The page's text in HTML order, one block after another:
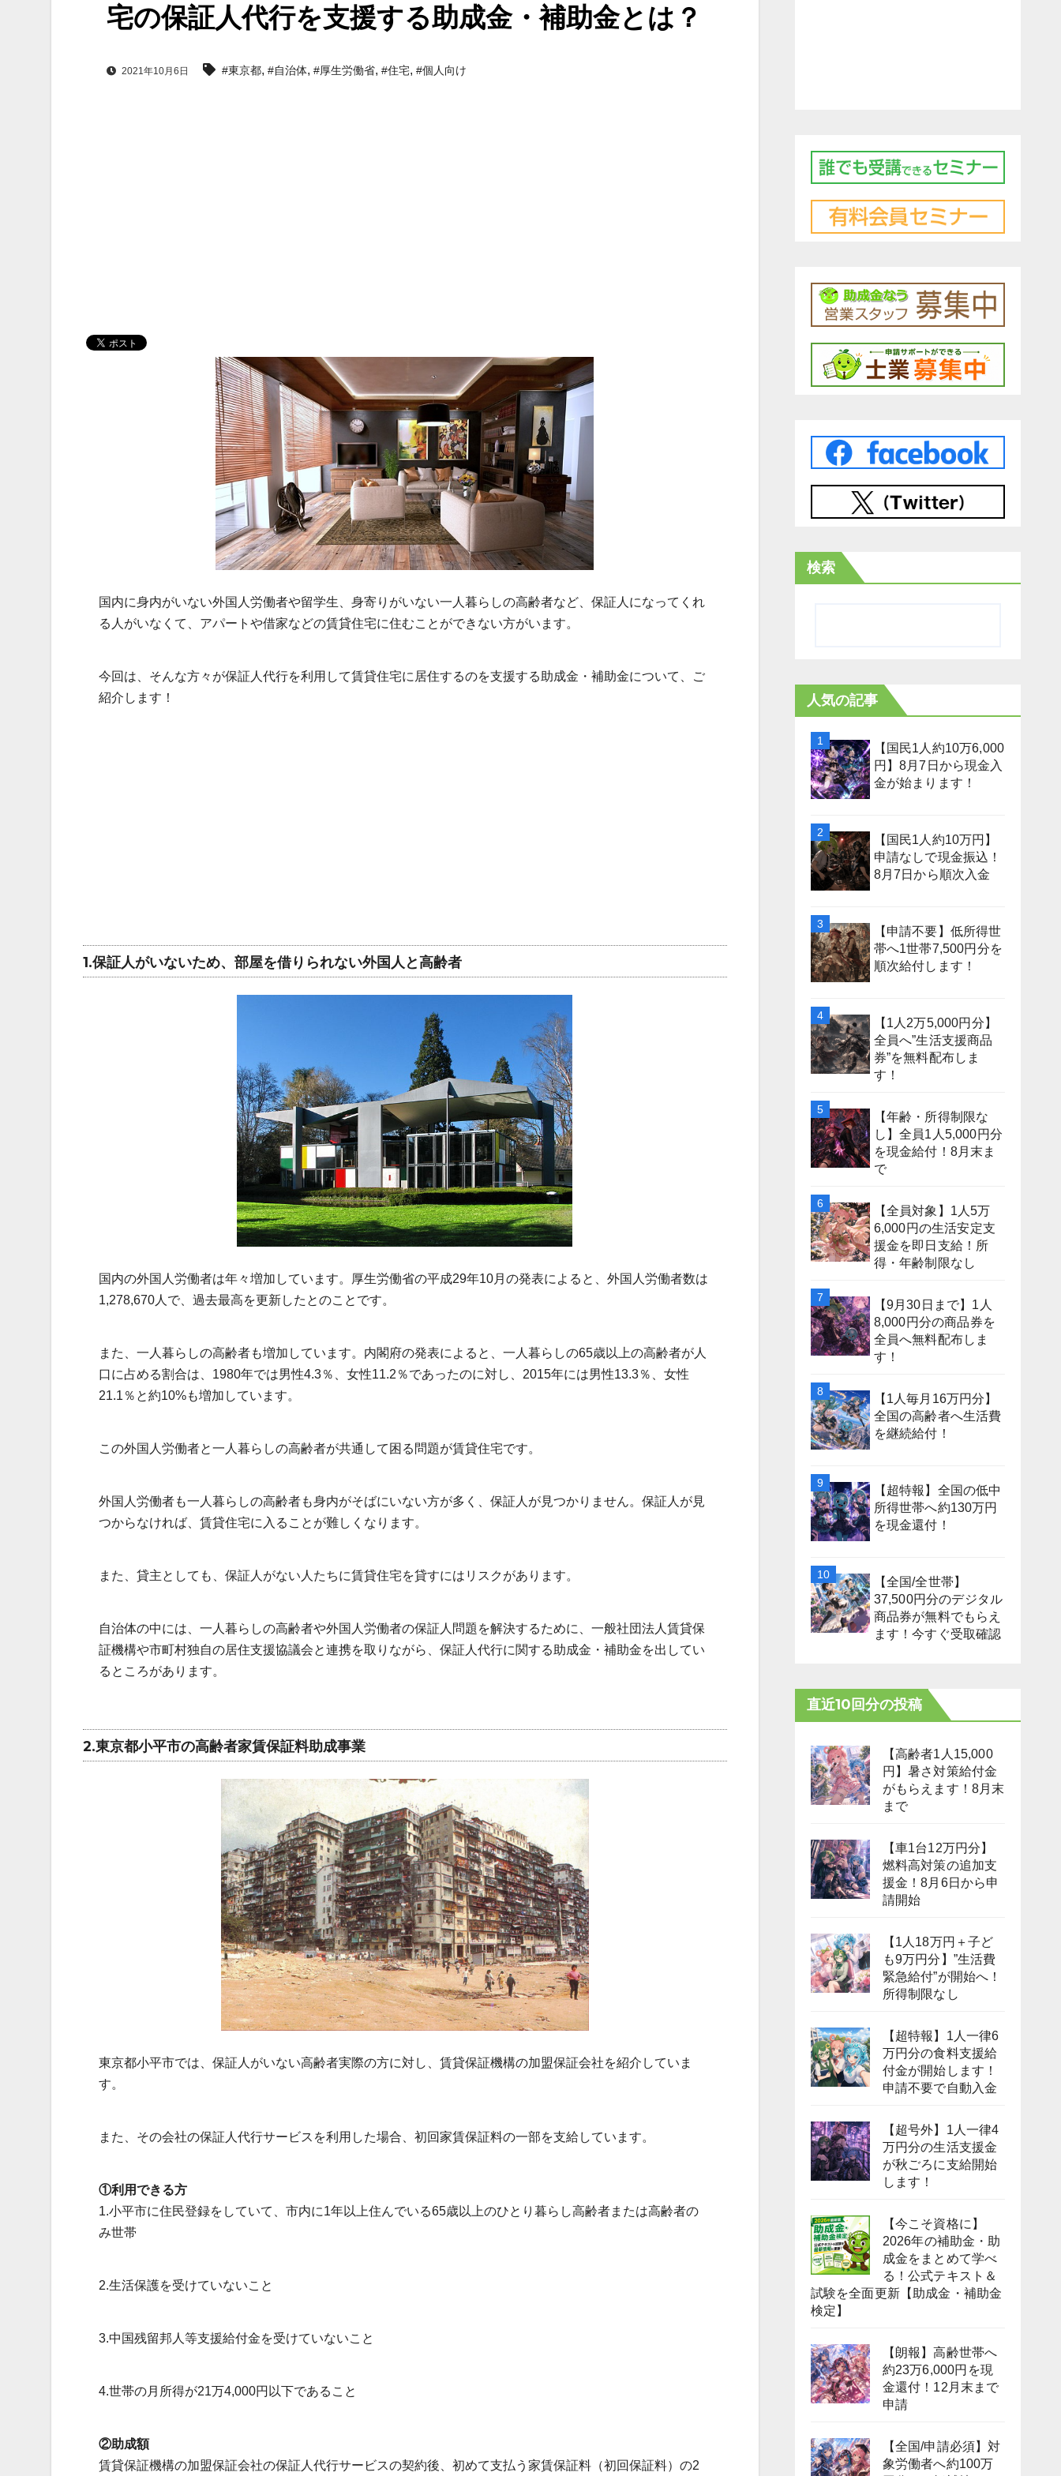
宅の保証人代行を支援する助成金・補助金とは？
2021年10月6日 #東京都, #自治体, #厚生労働省, #住宅, #個人向け
国内に身内がいない外国人労働者や留学生、身寄りがいない一人暮らしの高齢者など、保証人になってくれ
る人がいなくて、アパートや借家などの賃貸住宅に住むことができない方がいます。
今回は、そんな方々が保証人代行を利用して賃貸住宅に居住するのを支援する助成金・補助金について、ご
紹介します！
1.保証人がいないため、部屋を借りられない外国人と高齢者
国内の外国人労働者は年々増加しています。厚生労働省の平成29年10月の発表によると、外国人労働者数は
1,278,670人で、過去最高を更新したとのことです。
また、一人暮らしの高齢者も増加しています。内閣府の発表によると、一人暮らしの65歳以上の高齢者が人
口に占める割合は、1980年では男性4.3％、女性11.2％であったのに対し、2015年には男性13.3％、女性
21.1％と約10%も増加しています。
この外国人労働者と一人暮らしの高齢者が共通して困る問題が賃貸住宅です。
外国人労働者も一人暮らしの高齢者も身内がそばにいない方が多く、保証人が見つかりません。保証人が見
つからなければ、賃貸住宅に入ることが難しくなります。
また、貸主としても、保証人がない人たちに賃貸住宅を貸すにはリスクがあります。
自治体の中には、一人暮らしの高齢者や外国人労働者の保証人問題を解決するために、一般社団法人賃貸保
証機構や市町村独自の居住支援協議会と連携を取りながら、保証人代行に関する助成金・補助金を出してい
るところがあります。
2.東京都小平市の高齢者家賃保証料助成事業
東京都小平市では、保証人がいない高齢者実際の方に対し、賃貸保証機構の加盟保証会社を紹介していま
す。
また、その会社の保証人代行サービスを利用した場合、初回家賃保証料の一部を支給しています。
①利用できる方
1.小平市に住民登録をしていて、市内に1年以上住んでいる65歳以上のひとり暮らし高齢者または高齢者の
み世帯
2.生活保護を受けていないこと
3.中国残留邦人等支援給付金を受けていないこと
4.世帯の月所得が21万4,000円以下であること
②助成額
賃貸保証機構の加盟保証会社の保証人代行サービスの契約後、初めて支払う家賃保証料（初回保証料）の2
検索
人気の記事
【国民1人約10万6,000
円】8月7日から現金入
金が始まります！
【国民1人約10万円】
申請なしで現金振込！
8月7日から順次入金
【申請不要】低所得世
帯へ1世帯7,500円分を
順次給付します！
【1人2万5,000円分】
全員へ”生活支援商品
券”を無料配布しま
す！
【年齢・所得制限な
し】全員1人5,000円分
を現金給付！8月末ま
で
【全員対象】1人5万
6,000円の生活安定支
援金を即日支給！所
得・年齢制限なし
【9月30日まで】1人
8,000円分の商品券を
全員へ無料配布しま
す！
【1人毎月16万円分】
全国の高齢者へ生活費
を継続給付！
【超特報】全国の低中
所得世帯へ約130万円
を現金還付！
【全国/全世帯】
37,500円分のデジタル
商品券が無料でもらえ
ます！今すぐ受取確認
直近10回分の投稿
【高齢者1人15,000
円】暑さ対策給付金
がもらえます！8月末
まで
【車1台12万円分】
燃料高対策の追加支
援金！8月6日から申
請開始
【1人18万円＋子ど
も9万円分】”生活費
緊急給付”が開始へ！
所得制限なし
【超特報】1人一律6
万円分の食料支援給
付金が開始します！
申請不要で自動入金
【超号外】1人一律4
万円分の生活支援金
が秋ごろに支給開始
します！
【今こそ資格に】
2026年の補助金・助
成金をまとめて学べ
る！公式テキスト＆
試験を全面更新【助成金・補助金
検定】
【朗報】高齢世帯へ
約23万6,000円を現
金還付！12月末まで
申請
【全国/申請必須】対
象労働者へ約100万